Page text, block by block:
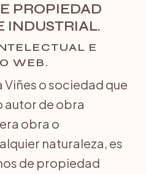
PROPIEDAD
INDUSTRIAL.
E
WEB.
Viñes o sociedad que
autor de obra
obra o
naturaleza, es
de propiedad